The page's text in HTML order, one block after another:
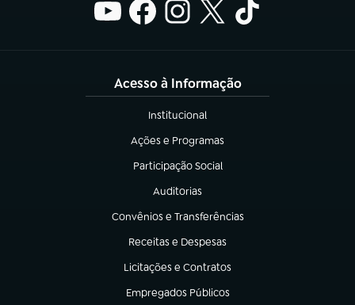
Acesso à Informação
Institucional
(abre em nova aba)
Ações e Programas
(abre em nova aba)
Participação Social
(abre em nova aba)
Auditorias
(abre em nova aba)
Convênios e Transferências
(abre em nova aba)
Receitas e Despesas
(abre em nova aba)
Licitações e Contratos
(abre em nova aba)
Empregados Públicos
(abre em nova aba)